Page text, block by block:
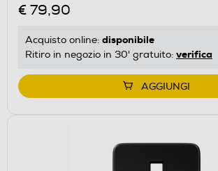
€ 79,90
Acquisto online: disponibile
Ritiro in negozio in 30' gratuito: verifica
AGGIUNGI